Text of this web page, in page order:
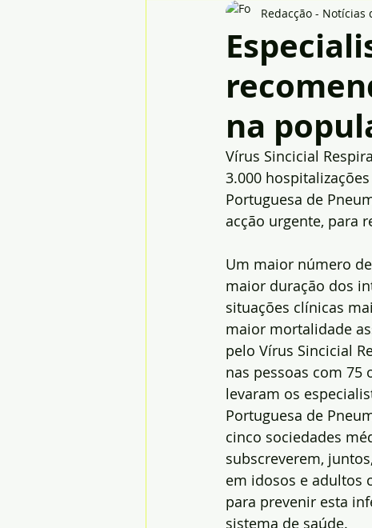
na
Redacção - Notícias
Vírus Sincicial
3.000
Portuguesa de
acção urgente, para
Um maior número
maior duração dos
situações clínicas
maior mortalidade
pelo Vírus Sincicial
nas pessoas com 75
levaram os
Portuguesa de
cinco sociedades
subscreverem,
em idosos e adultos
para prevenir esta
sistema de saúde.